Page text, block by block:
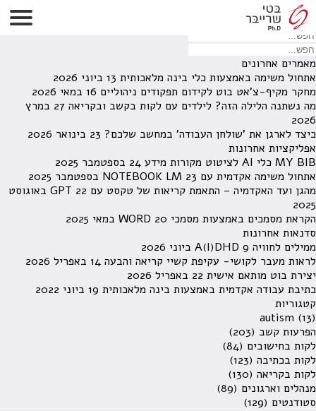
לא נמצאו תוצאות תחת קטגוריה זו.
מחפש משהו מסויים? השתמש בחיפוש
מאמרים אחרונים
אתחול משימה באמצעות כלי בינה מלאכותית 13 ביוני 2026
מחקר מקיף-צ'אט בוט לקידום תפקודים ניהוליים 16 במאי 2026
מה נשתנה הלילה הזה? לילדים עם לקות בקשב ובקריאה
27 במרץ
2026
כיצד לארגן את 'שולחן העבודה' במחשב שלכם? 23 בינואר 2026
אפליקציות אחרונות
MY BIB כלי AI לציטוט מקורות מידע
24 בספטמבר 2025
אתחול משימה אקדמית עם NOTEBOOK LM 23 בספטמבר 2025
מהגן ועד האקדמיה – התאמת קריאות של טקסט עם GPT
22 באוגוסט
2025
הקראת מסמכים באמצעות מסמכי WORD 20 במאי 2025
סדנאות אחרונות
ממילים לחוויה A(I)DHD 9 ביוני 2026
לראות מעבר לקושי- עקיפת קשיי קריאה והבעה 14 באפריל 2026
יצירת בוט מותאם אישית 22 באפריל 2026
כתיבת עבודה אקדמית באמצעות בינה מלאכותית 19 ביוני 2022
קטגוריות
autism (13)
הפרעות קשב (203)
לקות בחישובים (84)
לקות בכתיבה (123)
לקות בקריאה (130)
מנהלים וארגונים (89)
סטודנטים (129)